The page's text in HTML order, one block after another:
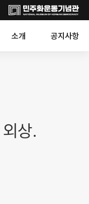
소개 공지사항
상.